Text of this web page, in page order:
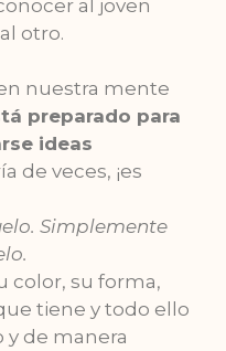
al joven
otro.
nuestra mente
preparado para
ideas
de veces, ¡es
Simplemente
color, su forma,
tiene y todo ello
de manera